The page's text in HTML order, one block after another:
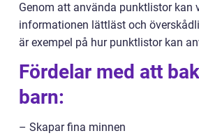
Genom att använda punktlistor kan
informationen lättläst och
är exempel på hur punktlistor kan
Fördelar med att
barn:
– Skapar fina minnen